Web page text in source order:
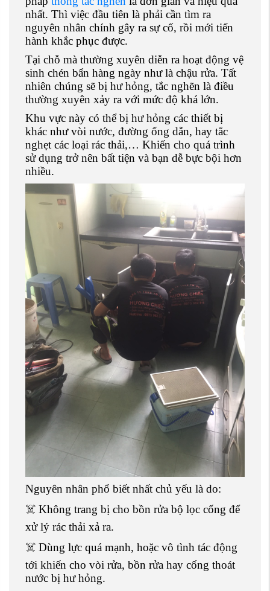
nhất. Thì việc đầu tiên là phải cần tìm ra
nguyên nhân chính gây ra sự cố, rồi mới tiến
hành khắc phục được.
Tại chỗ mà thường xuyên diễn ra hoạt động vệ
sinh chén bẩn hàng ngày như là chậu rửa. Tất
nhiên chúng sẽ bị hư hỏng, tắc nghẽn là điều
thường xuyên xảy ra với mức độ khá lớn.
Khu vực này có thể bị hư hỏng các thiết bị
khác như vòi nước, đường ống dẫn, hay tắc
nghẹt các loại rác thải,… Khiến cho quá trình
sử dụng trở nên bất tiện và bạn dễ bực bội hơn
nhiều.
Nguyên nhân phổ biết nhất chủ yếu là do:
☠️ Không trang bị cho bồn rửa bộ lọc cống để
xử lý rác thải xả ra.
☠️ Dùng lực quá mạnh, hoặc vô tình tác động
tới khiến cho vòi rửa, bồn rửa hay cống thoát
nước bị hư hỏng.